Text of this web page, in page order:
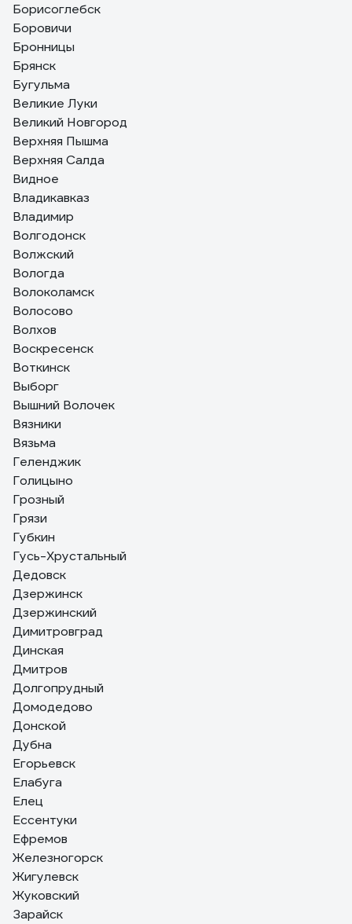
Борисоглебск
Боровичи
Бронницы
Брянск
Бугульма
Великие Луки
Великий Новгород
Верхняя Пышма
Верхняя Салда
Видное
Владикавказ
Владимир
Волгодонск
Волжский
Вологда
Волоколамск
Волосово
Волхов
Воскресенск
Воткинск
Выборг
Вышний Волочек
Вязники
Вязьма
Геленджик
Голицыно
Грозный
Грязи
Губкин
Гусь-Хрустальный
Дедовск
Дзержинск
Дзержинский
Димитровград
Динская
Дмитров
Долгопрудный
Домодедово
Донской
Дубна
Егорьевск
Елабуга
Елец
Ессентуки
Ефремов
Железногорск
Жигулевск
Жуковский
Зарайск